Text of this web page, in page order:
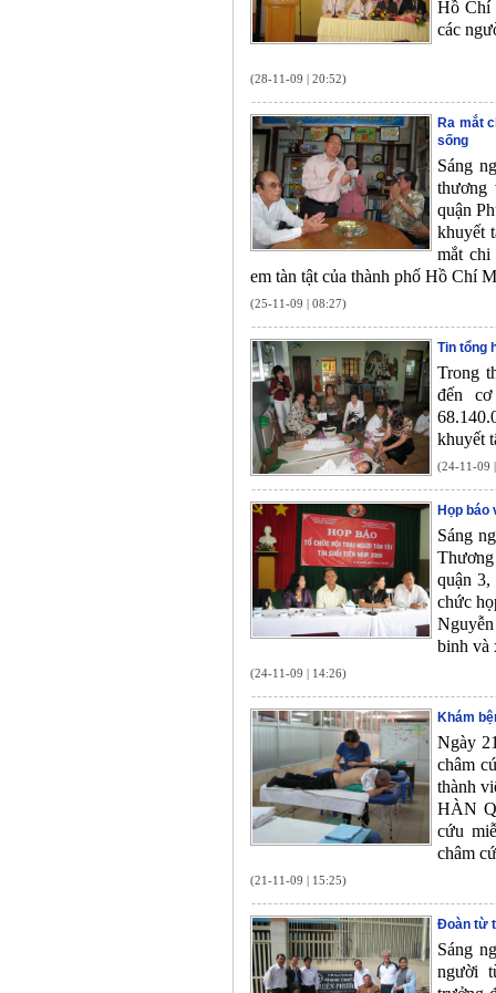
Hồ Chí
các
(28-11-09 | 20:52)
Ra mắt
sống
Sáng
thương
quận
khuyết
mắt
em tàn tật của thành phố Hồ Chí
(25-11-09 | 08:27)
Tin tổng
Trong
đến
khuyết
(24-11-09
Họp báo
Sáng
quận
chức
binh và
(24-11-09 | 14:26)
Khám
Ngày
châm
thành
HÀN
cứu
châm
(21-11-09 | 15:25)
Đoàn từ
Sáng
người